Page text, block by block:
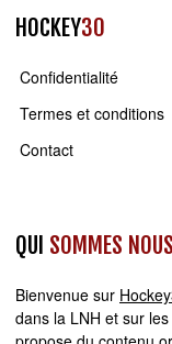
HOCKEY30
Confidentialité
Termes et conditions
Contact
QUI SOMMES NOUS
Bienvenue sur
dans la LNH et sur